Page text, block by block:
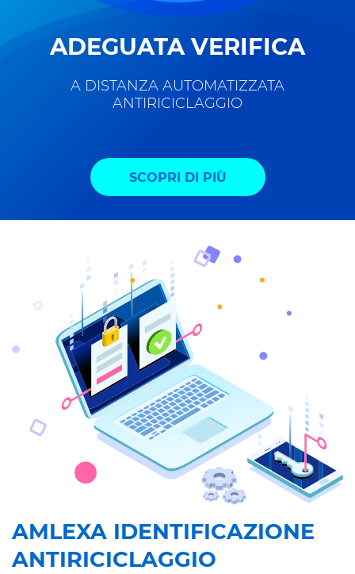
ADEGUATA VERIFICA
A DISTANZA AUTOMATIZZATA
ANTIRICICLAGGIO
SCOPRI DI PIÙ
AMLEXA IDENTIFICAZIONE
ANTIRICICLAGGIO